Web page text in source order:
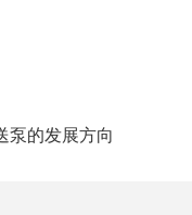
泵的发展方向